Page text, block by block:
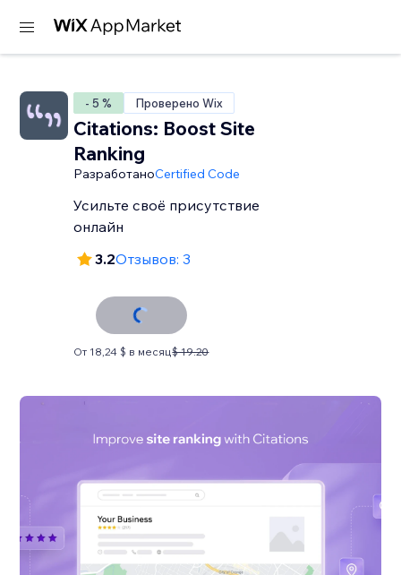
- 5 % Проверено Wix
Citations: Boost Site
Ranking
РазработаноCertified Code
Усильте своё присутствие
онлайн
3.2Отзывов: 3
От 18,24 $ в месяц$ 19.20